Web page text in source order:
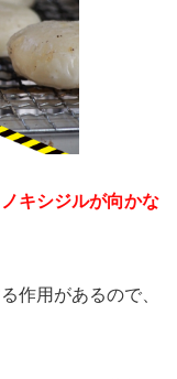
キシジルが向かな
作用があるので、